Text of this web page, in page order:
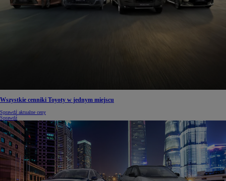
Wszystkie cenniki Toyoty w jednym miejscu
Sprawdź aktualne ceny
Sprawdź